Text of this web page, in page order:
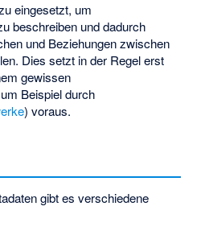
eingesetzt, um
beschreiben und dadurch
und Beziehungen zwischen
Dies setzt in der Regel erst
gewissen
Beispiel durch
) voraus.
gibt es verschiedene